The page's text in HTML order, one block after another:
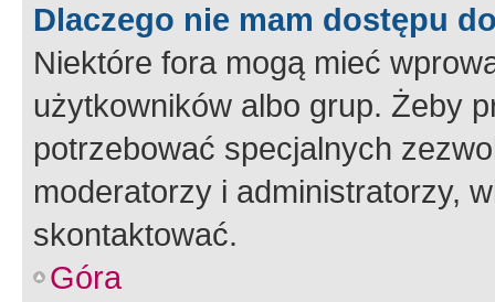
Dlaczego nie mam dostępu
Niektóre fora mogą mieć
użytkowników albo grup. Żeby
potrzebować specjalnych
moderatorzy i administratorzy,
skontaktować.
Góra